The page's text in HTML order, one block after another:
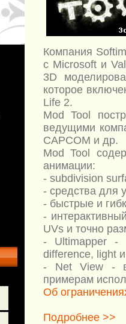
Компания
с Microsoft и
3D
которое
Life 2.
Mod Tool
ведущими
CAPCOM и др.
Mod Tool
анимации:
- subdivision
- средства для
- быстрые и
-
UVs и точно
- Ultimapper -
difference, light
- Net View -
примерам
Об
Подробнее >>